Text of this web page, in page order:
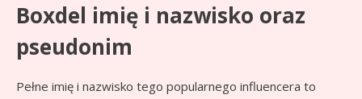
Boxdel imię i nazwisko oraz
pseudonim
Pełne imię i nazwisko tego popularnego influencera to